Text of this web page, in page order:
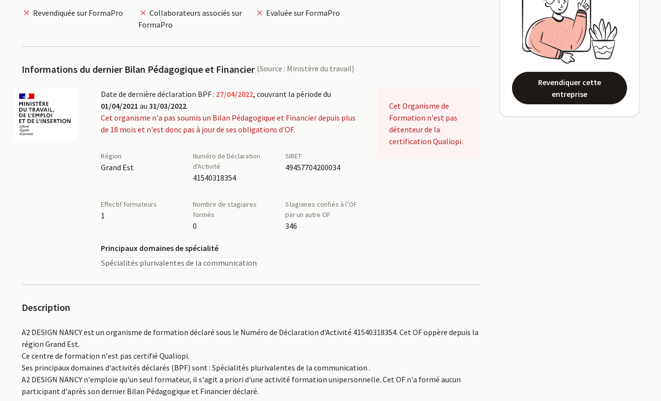
Revendiquée sur FormaPro
Collaborateurs associés sur
FormaPro
Evaluée sur FormaPro
Informations du dernier Bilan Pédagogique et Financier (Source : Ministère du travail)
Date de dernière déclaration BPF : 27/04/2022, couvrant la période du
01/04/2021 au 31/03/2022.
Cet organisme n'a pas soumis un Bilan Pédagogique et Financier depuis plus
de 18 mois et n'est donc pas à jour de ses obligations d'OF.
Région
Grand Est
Numéro de Déclaration
d'Activité
41540318354
SIRET
49457704200034
Effectif formateurs
1
Nombre de stagiaires
formés
0
Stagiaires confiés à l’OF
par un autre OF
346
Principaux domaines de spécialité
Spécialités plurivalentes de la communication
Cet Organisme de
Formation n'est pas
détenteur de la
certification Qualiopi.
Description
A2 DESIGN NANCY est un organisme de formation déclaré sous le Numéro de Déclaration d'Activité 41540318354. Cet OF oppère depuis la
région Grand Est.
Ce centre de formation n'est pas certifié Qualiopi.
Ses principaux domaines d'activités déclarés (BPF) sont : Spécialités plurivalentes de la communication .
A2 DESIGN NANCY n'emploie qu'un seul formateur, il s'agit a priori d'une activité formation unipersonnelle. Cet OF n'a formé aucun
participant d'après son dernier Bilan Pédagogique et Financier déclaré.
Revendiquer cette
entreprise